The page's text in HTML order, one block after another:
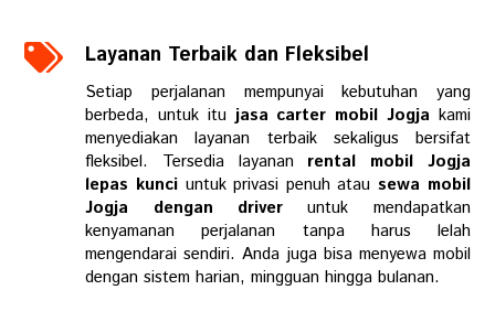
Layanan Terbaik dan Fleksibel
Setiap perjalanan mempunyai kebutuhan yang
berbeda, untuk itujasa carter mobil Jogja kami
menyediakan layanan terbaik sekaligus bersifat
fleksibel. Tersedia layanan rental mobil Jogja
lepas kunci untuk privasi penuh atausewa mobil
Jogja dengan driver untuk mendapatkan
kenyamanan perjalanan tanpa harus lelah
mengendarai sendiri. Anda juga bisa menyewa mobil
dengan sistem harian, mingguan hingga bulanan.